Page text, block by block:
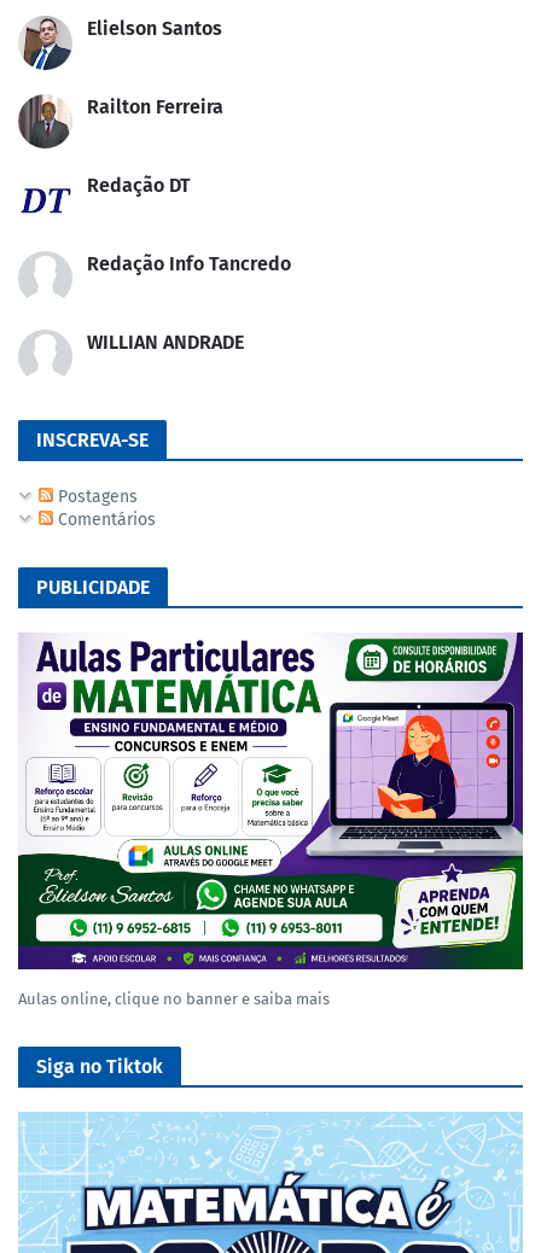
Elielson Santos
Railton Ferreira
Redação DT
Redação Info Tancredo
WILLIAN ANDRADE
INSCREVA-SE
Postagens
Comentários
PUBLICIDADE
Aulas online, clique no banner e saiba mais
Siga no Tiktok